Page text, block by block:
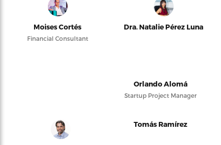
Moises Cortés
Financial Consultant
Dra. Natalie Pérez Luna
Orlando Alomá
Startup Project Manager
Tomás Ramírez